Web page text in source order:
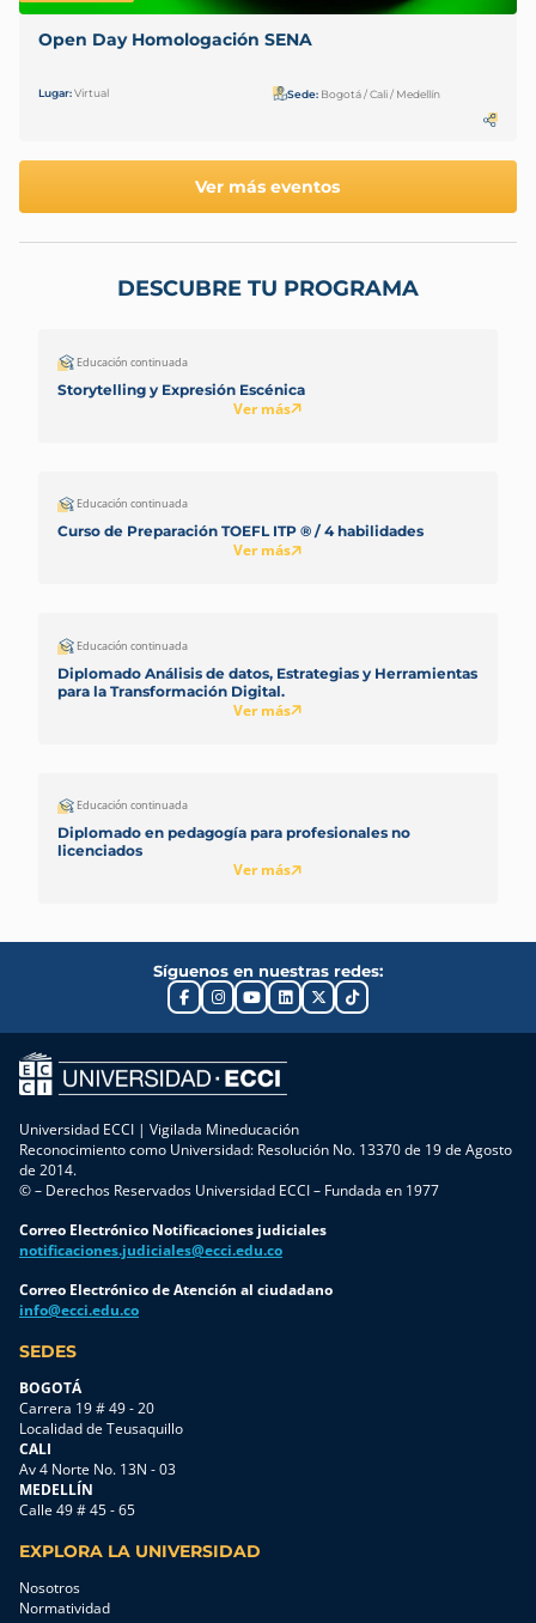
Open Day Homologación SENA
Lugar:Virtual Sede:Bogotá / Cali / Medellín
Ver más eventos
DESCUBRE TU PROGRAMA
Educación continuada
Storytelling y Expresión Escénica
Ver más
Educación continuada
Curso de Preparación TOEFL ITP ® / 4 habilidades
Ver más
Educación continuada
Diplomado Análisis de datos, Estrategias y Herramientas
para la Transformación Digital.
Ver más
Educación continuada
Diplomado en pedagogía para profesionales no
licenciados
Ver más
Síguenos en nuestras redes:
Universidad ECCI | Vigilada Mineducación
Reconocimiento como Universidad: Resolución No. 13370 de 19 de Agosto
de 2014.
© – Derechos Reservados Universidad ECCI – Fundada en 1977
Correo Electrónico Notificaciones judiciales
notificaciones.judiciales@ecci.edu.co
Correo Electrónico de Atención al ciudadano
info@ecci.edu.co
SEDES
BOGOTÁ
Carrera 19 # 49 - 20
Localidad de Teusaquillo
CALI
Av 4 Norte No. 13N - 03
MEDELLÍN
Calle 49 # 45 - 65
EXPLORA LA UNIVERSIDAD
Nosotros
Normatividad